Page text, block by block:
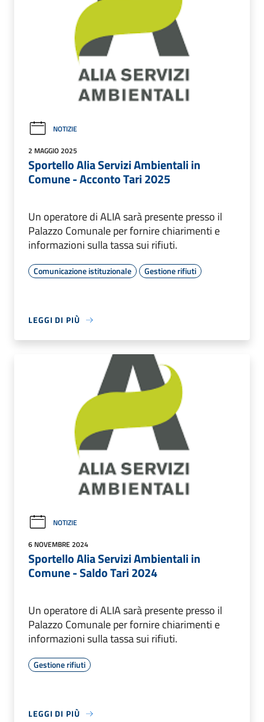
NOTIZIE
2 MAGGIO 2025
Sportello Alia Servizi Ambientali in
Comune - Acconto Tari 2025
Un operatore di ALIA sarà presente presso il
Palazzo Comunale per fornire chiarimenti e
informazioni sulla tassa sui rifiuti.
Comunicazione istituzionale Gestione rifiuti
LEGGI DI PIÙ
NOTIZIE
6 NOVEMBRE 2024
Sportello Alia Servizi Ambientali in
Comune - Saldo Tari 2024
Un operatore di ALIA sarà presente presso il
Palazzo Comunale per fornire chiarimenti e
informazioni sulla tassa sui rifiuti.
Gestione rifiuti
LEGGI DI PIÙ